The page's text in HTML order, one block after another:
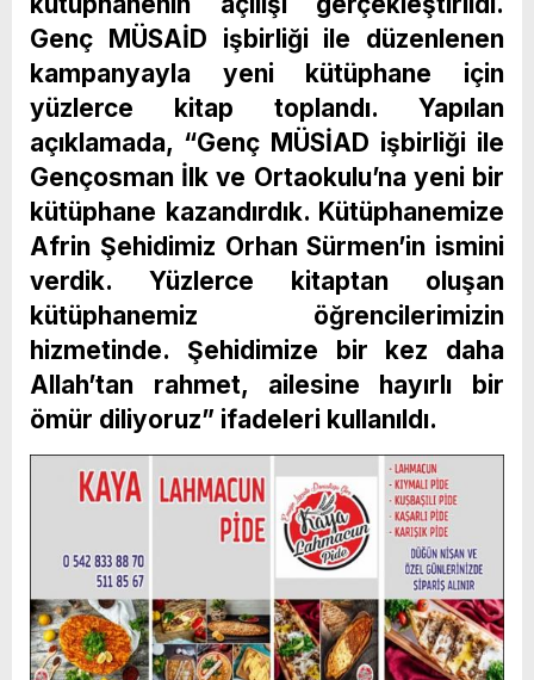
Genç MÜSAİD işbirliği ile düzenlenen
kampanyayla yeni kütüphane için
yüzlerce kitap toplandı. Yapılan
açıklamada, “Genç MÜSİAD işbirliği ile
Gençosman İlk ve Ortaokulu’na yeni bir
kütüphane kazandırdık. Kütüphanemize
Afrin Şehidimiz Orhan Sürmen’in ismini
verdik. Yüzlerce kitaptan oluşan
kütüphanemiz öğrencilerimizin
hizmetinde. Şehidimize bir kez daha
Allah’tan rahmet, ailesine hayırlı bir
ömür diliyoruz” ifadeleri kullanıldı.